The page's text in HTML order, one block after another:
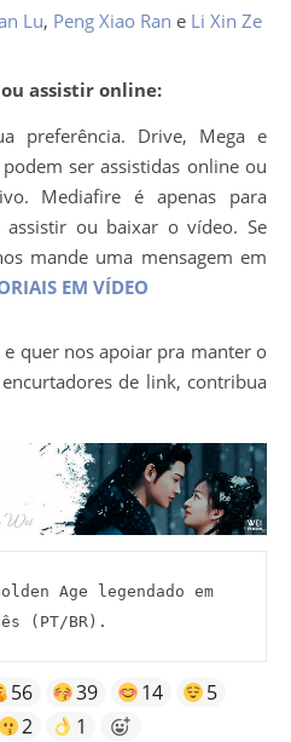
Lu, Peng Xiao Ran e Li Xin Ze
assistir online:
preferência. Drive, Mega e
ser assistidas online ou
Mediafire é apenas para
ou baixar o vídeo. Se
mande uma mensagem em
EM VÍDEO
quer nos apoiar pra manter o
de link, contribua
Age legendado em
(PT/BR).
56 39 14
5
2 1